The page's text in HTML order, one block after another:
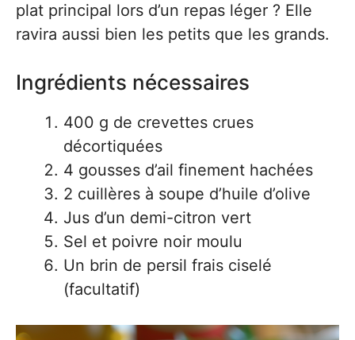
plat principal lors d’un repas léger ? Elle
ravira aussi bien les petits que les grands.
Ingrédients nécessaires
400 g de crevettes crues
décortiquées
4 gousses d’ail finement hachées
2 cuillères à soupe d’huile d’olive
Jus d’un demi-citron vert
Sel et poivre noir moulu
Un brin de persil frais ciselé
(facultatif)